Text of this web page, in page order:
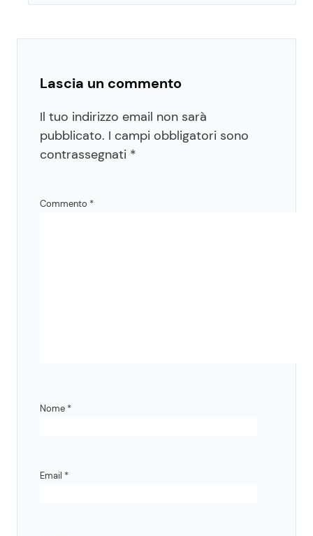
Lascia un commento
Il tuo indirizzo email non sarà
pubblicato. I campi obbligatori sono
contrassegnati *
Commento *
Nome *
Email *